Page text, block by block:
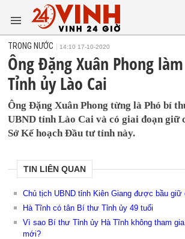
TRONG NƯỚC 14:10 17-10-2020
Ông Đặng Xuân Phong
Tỉnh ủy Lào Cai
Ông Đặng Xuân Phong từng là Phó bí
UBND tỉnh Lào Cai và có giai đoạn giữ
Sở Kế hoạch Đầu tư tỉnh này.
TIN LIÊN QUAN
Chủ tịch UBND tỉnh Kiên Giang được bầu
Hà Tĩnh có tân Bí thư Tỉnh ủy 49 tuổi
Vì sao Bí thư Tỉnh ủy Hà Tĩnh không tham
mới?